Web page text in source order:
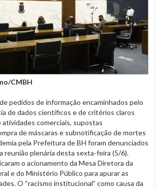
CMBH
pedidos de informação encaminhados pelo
de dados científicos e de critérios claros
atividades comerciais, supostas
de máscaras e subnotificação de mortes
pela Prefeitura de BH foram denunciados
reunião plenária desta sexta-feira (5/6).
o acionamento da Mesa Diretora da
e do Ministério Público para apurar as
O “racismo institucional” como causa da